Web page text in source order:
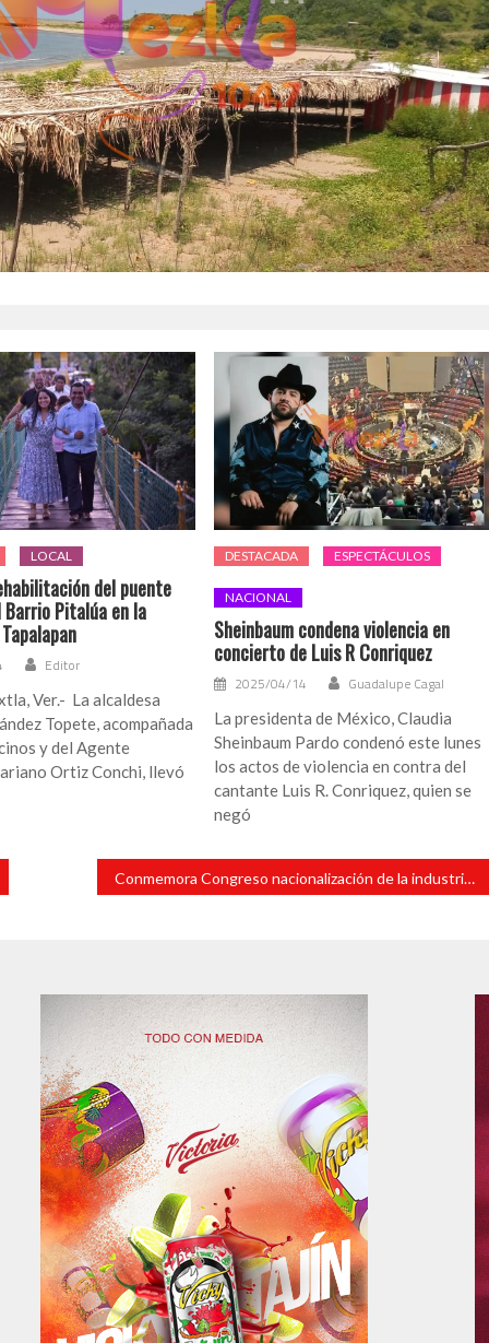
LOCAL
del puente
Pitalúa en la
Editor
Ver.- La alcaldesa
Topete, acompañada
y del Agente
Ortiz Conchi, llevó
DESTACADA ESPECTÁCULOS
NACIONAL
Sheinbaum condena violencia en
concierto de Luis R Conriquez
2025/04/14 Guadalupe Cagal
La presidenta de México, Claudia
Sheinbaum Pardo condenó este lunes
los actos de violencia en contra del
cantante Luis R. Conriquez, quien se
negó
Conmemora Congreso nacionalización de la industria petrolera